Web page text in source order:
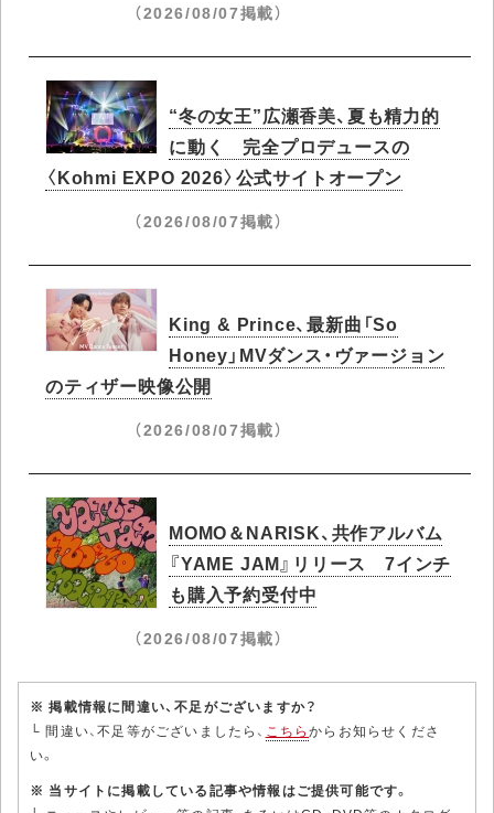
（2026/08/07掲載）
“冬の女王”広瀬香美、夏も精力的
に動く 完全プロデュースの
〈Kohmi EXPO 2026〉公式サイトオープン
（2026/08/07掲載）
King & Prince、最新曲「So
Honey」MVダンス・ヴァージョン
のティザー映像公開
（2026/08/07掲載）
MOMO＆NARISK、共作アルバム
『YAME JAM』リリース 7インチ
も購入予約受付中
（2026/08/07掲載）
※ 掲載情報に間違い、不足がございますか？
└ 間違い、不足等がございましたら、 こちらからお知らせくださ
い。
※ 当サイトに掲載している記事や情報はご提供可能です。